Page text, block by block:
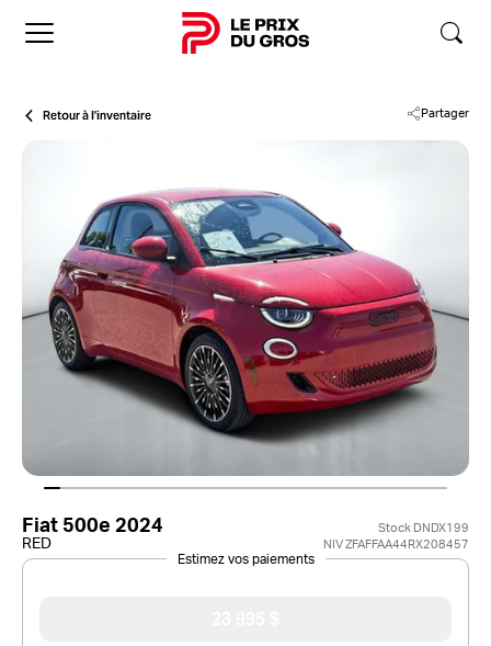
Accueil
Retour à l'inventaire Partager
Fiat 500e 2024 Stock DNDX199
RED NIV ZFAFFAA44RX208457
Estimez vos paiements